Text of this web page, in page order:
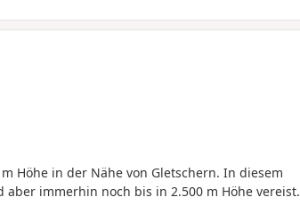
Höhe in der Nähe von Gletschern. In diesem
immerhin noch bis in 2.500 m Höhe vereist.